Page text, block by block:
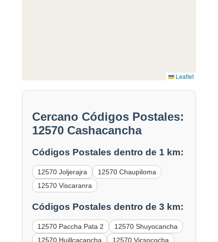
Leaflet
Cercano Códigos Postales:
12570 Cashacancha
Códigos Postales dentro de 1 km:
12570 Joljerajra
12570 Chaupiloma
12570 Viscaranra
Códigos Postales dentro de 3 km:
12570 Paccha Pata 2
12570 Shuyocancha
12570 Huillcacancha
12570 Vicsococha